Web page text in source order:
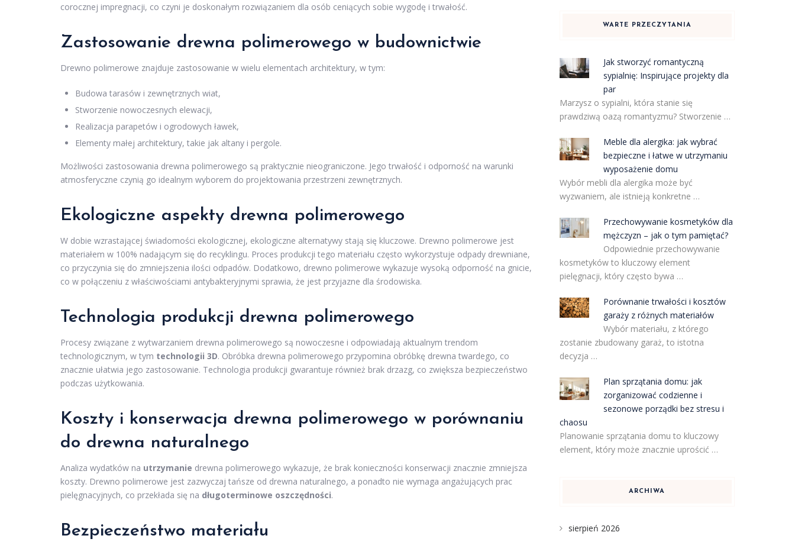
corocznej impregnacji, co czyni je doskonałym rozwiązaniem dla osób ceniących sobie wygodę i trwałość.
Zastosowanie drewna polimerowego w budownictwie
Drewno polimerowe znajduje zastosowanie w wielu elementach architektury, w tym:
Budowa tarasów i zewnętrznych wiat,
Stworzenie nowoczesnych elewacji,
Realizacja parapetów i ogrodowych ławek,
Elementy małej architektury, takie jak altany i pergole.
Możliwości zastosowania drewna polimerowego są praktycznie nieograniczone. Jego trwałość i odporność na warunki
atmosferyczne czynią go idealnym wyborem do projektowania przestrzeni zewnętrznych.
Ekologiczne aspekty drewna polimerowego
W dobie wzrastającej świadomości ekologicznej, ekologiczne alternatywy stają się kluczowe. Drewno polimerowe jest
materiałem w 100% nadającym się do recyklingu. Proces produkcji tego materiału często wykorzystuje odpady drewniane,
co przyczynia się do zmniejszenia ilości odpadów. Dodatkowo, drewno polimerowe wykazuje wysoką odporność na gnicie,
co w połączeniu z właściwościami antybakteryjnymi sprawia, że jest przyjazne dla środowiska.
Technologia produkcji drewna polimerowego
Procesy związane z wytwarzaniem drewna polimerowego są nowoczesne i odpowiadają aktualnym trendom
technologicznym, w tym technologii 3D. Obróbka drewna polimerowego przypomina obróbkę drewna twardego, co
znacznie ułatwia jego zastosowanie. Technologia produkcji gwarantuje również brak drzazg, co zwiększa bezpieczeństwo
podczas użytkowania.
Koszty i konserwacja drewna polimerowego w porównaniu
do drewna naturalnego
Analiza wydatków na utrzymanie drewna polimerowego wykazuje, że brak konieczności konserwacji znacznie zmniejsza
koszty. Drewno polimerowe jest zazwyczaj tańsze od drewna naturalnego, a ponadto nie wymaga angażujących prac
pielęgnacyjnych, co przekłada się na długoterminowe oszczędności.
Bezpieczeństwo materiału
WARTE PRZECZYTANIA
Jak stworzyć romantyczną
sypialnię: Inspirujące projekty dla
par
Marzysz o sypialni, która stanie się
prawdziwą oazą romantyzmu? Stworzenie …
Meble dla alergika: jak wybrać
bezpieczne i łatwe w utrzymaniu
wyposażenie domu
Wybór mebli dla alergika może być
wyzwaniem, ale istnieją konkretne …
Przechowywanie kosmetyków dla
mężczyzn – jak o tym pamiętać?
Odpowiednie przechowywanie
kosmetyków to kluczowy element
pielęgnacji, który często bywa …
Porównanie trwałości i kosztów
garaży z różnych materiałów
Wybór materiału, z którego
zostanie zbudowany garaż, to istotna
decyzja …
Plan sprzątania domu: jak
zorganizować codzienne i
sezonowe porządki bez stresu i
chaosu
Planowanie sprzątania domu to kluczowy
element, który może znacznie uprościć …
ARCHIWA
sierpień 2026